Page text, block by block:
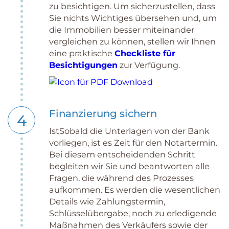
zu besichtigen. Um sicherzustellen, dass
Sie nichts Wichtiges übersehen und, um
die Immobilien besser miteinander
vergleichen zu können, stellen wir Ihnen
eine praktische Checkliste für
Besichtigungen zur Verfügung.
4 Finanzierung sichern
IstSobald die Unterlagen von der Bank
vorliegen, ist es Zeit für den Notartermin.
Bei diesem entscheidenden Schritt
begleiten wir Sie und beantworten alle
Fragen, die während des Prozesses
aufkommen. Es werden die wesentlichen
Details wie Zahlungstermin,
Schlüsselübergabe, noch zu erledigende
Maßnahmen des Verkäufers sowie der